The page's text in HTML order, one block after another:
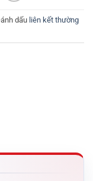
dấu liên kết thường